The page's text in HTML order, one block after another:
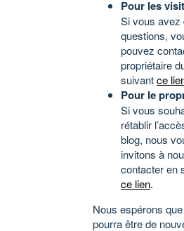
Pour les
Si vous avez
questions,
pouvez
propriétaire
suivantce
Pour le
Si vous
rétablir
blog, nous
invitons à
contacter en
ce lien.
Nous espérons
pourra être de